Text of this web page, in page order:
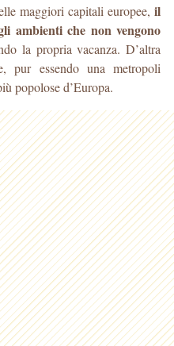
maggiori capitali europee, il
ambienti che non vengono
la propria vacanza. D’altra
pur essendo una metropoli
popolose d’Europa.